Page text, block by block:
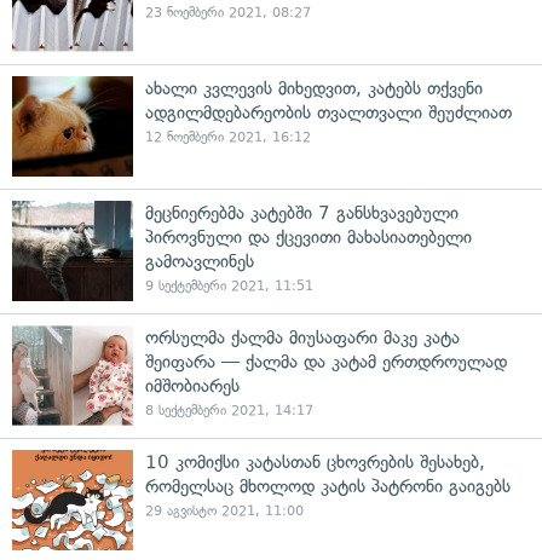
23 ნოემბერი 2021, 08:27
ახალი კვლევის მიხედვით, კატებს თქვენი
ადგილმდებარეობის თვალთვალი შეუძლიათ
12 ნოემბერი 2021, 16:12
მეცნიერებმა კატებში 7 განსხვავებული
პიროვნული და ქცევითი მახასიათებელი
გამოავლინეს
9 სექტემბერი 2021, 11:51
ორსულმა ქალმა მიუსაფარი მაკე კატა
შეიფარა — ქალმა და კატამ ერთდროულად
იმშობიარეს
8 სექტემბერი 2021, 14:17
10 კომიქსი კატასთან ცხოვრების შესახებ,
რომელსაც მხოლოდ კატის პატრონი გაიგებს
29 აგვისტო 2021, 11:00